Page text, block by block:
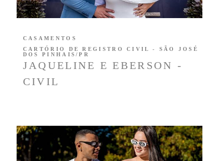
JAQUELINE E EBERSON -
CIVIL
CASAMENTOS
CARTÓRIO DE REGISTRO CIVIL - SÃO JOSÉ
DOS PINHAIS/PR